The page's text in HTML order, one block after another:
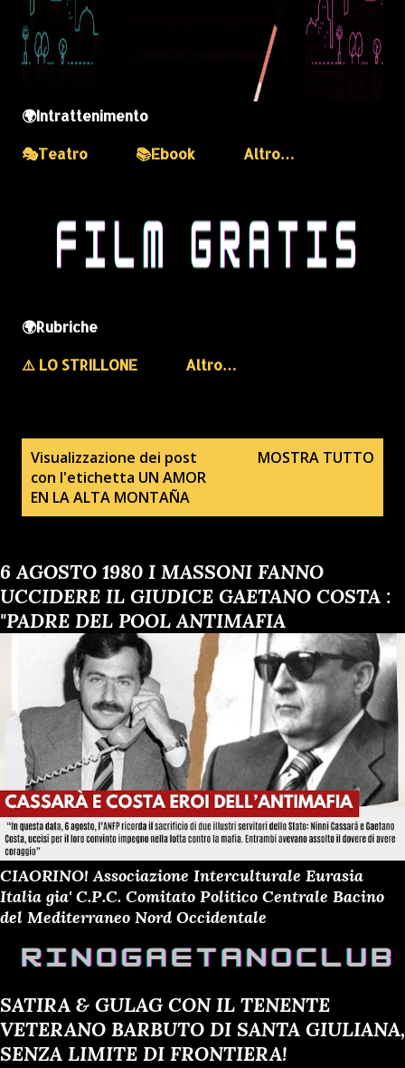
🌍Intrattenimento
🎭Teatro
📚Ebook Altro…
🌍Rubriche
⚠️ LO STRILLONE
Altro…
Visualizzazione dei post
con l'etichetta UN AMOR
EN LA ALTA MONTAÑA
MOSTRA TUTTO
6 AGOSTO 1980 I MASSONI FANNO
UCCIDERE IL GIUDICE GAETANO COSTA :
"PADRE DEL POOL ANTIMAFIA
CIAORINO! Associazione Interculturale Eurasia
Italia gia' C.P.C. Comitato Politico Centrale Bacino
del Mediterraneo Nord Occidentale
SATIRA & GULAG CON IL TENENTE
VETERANO BARBUTO DI SANTA GIULIANA,
SENZA LIMITE DI FRONTIERA!